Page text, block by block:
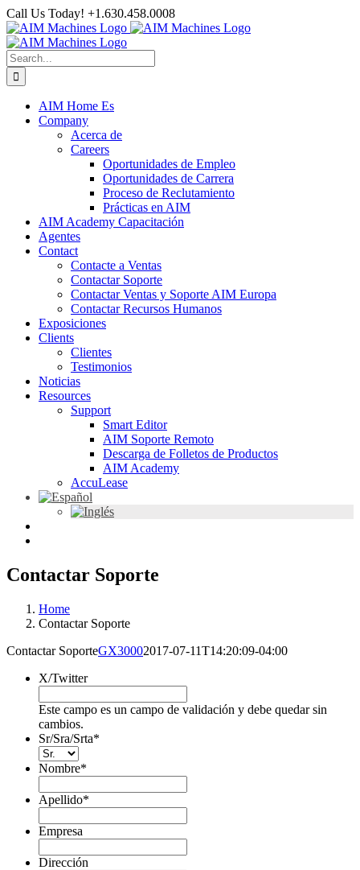
Skip
to
content
Call Us Today! +1.630.458.0008
Facebook
LinkedIn
YouTube
Search
for:
AIM Home Es
Company
Acerca de
Careers
Oportunidades de Empleo
Oportunidades de Carrera
Proceso de Reclutamiento
Prácticas en AIM
AIM Academy Capacitación
Agentes
Contact
Contacte a Ventas
Contactar Soporte
Contactar Ventas y Soporte AIM Europa
Contactar Recursos Humanos
Exposiciones
Clients
Clientes
Testimonios
Noticias
Resources
Support
Smart Editor
AIM Soporte Remoto
Descarga de Folletos de Productos
AIM Academy
AccuLease
Contactar Soporte
Home
Contactar Soporte
Contactar SoporteGX30002017-07-11T14:20:09-04:00
X/Twitter
Este campo es un campo de validación y debe quedar sin
cambios.
Sr/Sra/Srta*
Nombre*
Apellido*
Empresa
Dirección